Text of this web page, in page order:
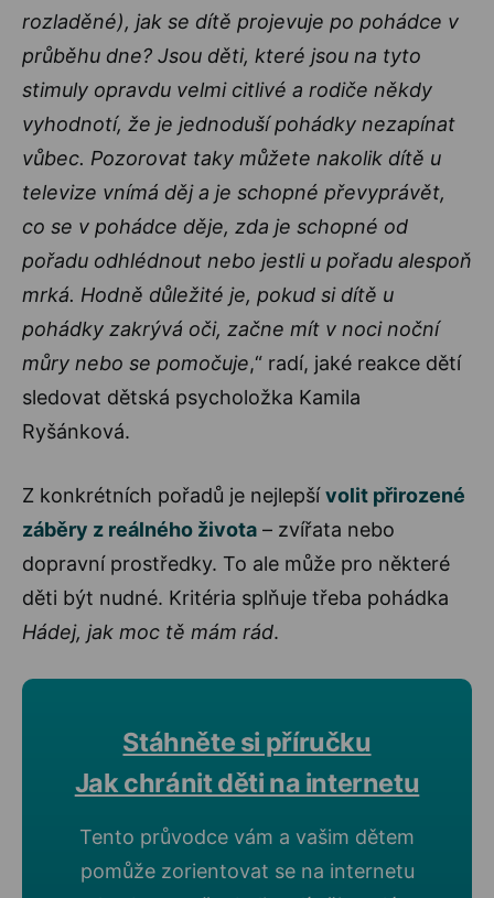
rozladěné), jak se dítě projevuje po pohádce v
průběhu dne? Jsou děti, které jsou na tyto
stimuly opravdu velmi citlivé a rodiče někdy
vyhodnotí, že je jednoduší pohádky nezapínat
vůbec. Pozorovat taky můžete nakolik dítě u
televize vnímá děj a je schopné převyprávět,
co se v pohádce děje, zda je schopné od
pořadu odhlédnout nebo jestli u pořadu alespoň
mrká. Hodně důležité je, pokud si dítě u
pohádky zakrývá oči, začne mít v noci noční
můry nebo se pomočuje,“ radí, jaké reakce dětí
sledovat dětská psycholožka Kamila
Ryšánková.
Z konkrétních pořadů je nejlepšívolit přirozené
záběry z reálného života – zvířata nebo
dopravní prostředky. To ale může pro některé
děti být nudné. Kritéria splňuje třeba pohádka
Hádej, jak moc tě mám rád.
Stáhněte si příručku
Jak chránit děti na internetu
Tento průvodce vám a vašim dětem
pomůže zorientovat se na internetu